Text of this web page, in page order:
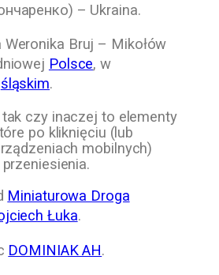
– Ukraina.
Weronika Bruj – Mikołów
Polsce, w
śląskim.
tak czy inaczej to elementy
po kliknięciu (lub
mobilnych)
Miniaturowa Droga
Łuka.
DOMINIAK AH.